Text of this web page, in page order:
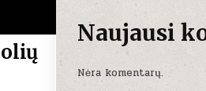
Naujausi
Nėra komentarų.